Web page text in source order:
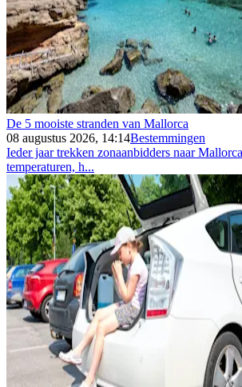
De 5 mooiste stranden van Mallorca
08 augustus 2026, 14:14Bestemmingen
Ieder jaar trekken zonaanbidders naar
temperaturen, h...